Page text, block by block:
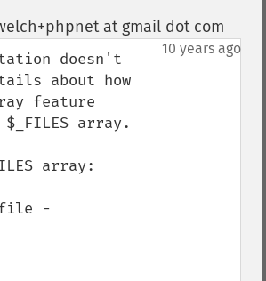
at gmail dot com
10 years ago
doesn't
about how
feature
array.
array:
file -